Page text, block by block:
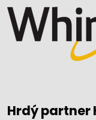
Hrdý partner